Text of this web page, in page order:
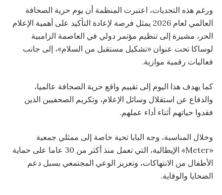
ورغم هذه التحديات، اعتبرت المنظمة أن يوم حرية الصحافة
العالمي لعام 2026 يمثل فرصة لإعادة التأكيد على أهمية الإعلام
الحر، مشيرة إلى تنظيم مؤتمر دولي في العاصمة الزامبية
لوساكا تحت عنوان «تشكيل مستقبل من السلام»، إلى جانب
فعاليات رقمية موازية.
كما يهدف هذا اليوم إلى تقييم واقع حرية الصحافة عالميا،
والدفاع عن استقلال وسائل الإعلام، وتكريم الصحفيين الذين
فقدوا حياتهم أثناء أداء عملهم.
وخلال المناسبة، وجه البابا تحية خاصة إلى ممثلي جمعية
«Meter» الإيطالية، التي تعمل منذ أكثر من 30 عاما على حماية
الأطفال من الانتهاكات، وتعزيز الوعي المجتمعي بسبل دعم
الضحايا والوقاية.